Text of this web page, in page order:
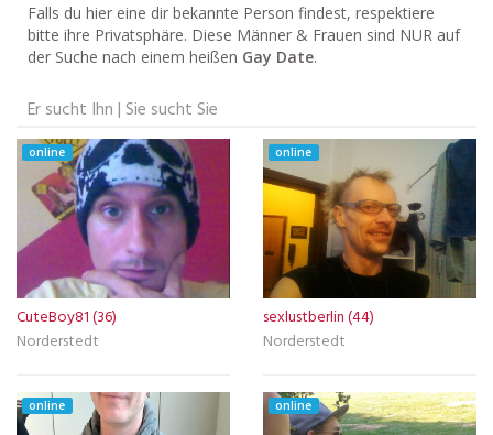
Falls du hier eine dir bekannte Person findest, respektiere
bitte ihre Privatsphäre. Diese Männer & Frauen sind NUR auf
der Suche nach einem heißen Gay Date.
Er sucht Ihn | Sie sucht Sie
online
CuteBoy81 (36)
Norderstedt
online
sexlustberlin (44)
Norderstedt
online online